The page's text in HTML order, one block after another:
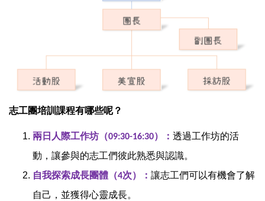
志工團培訓課程有哪些呢？
兩日人際工作坊（09:30-16:30）： 透過工作坊的活
動，讓參與的志工們彼此熟悉與認識。
自我探索成長團體（4次）： 讓志工們可以有機會了解
自己，並獲得心靈成長。